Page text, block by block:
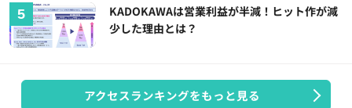
KADOKAWAは営業利益が半減！ヒット作が減
少した理由とは？
アクセスランキングをもっと見る